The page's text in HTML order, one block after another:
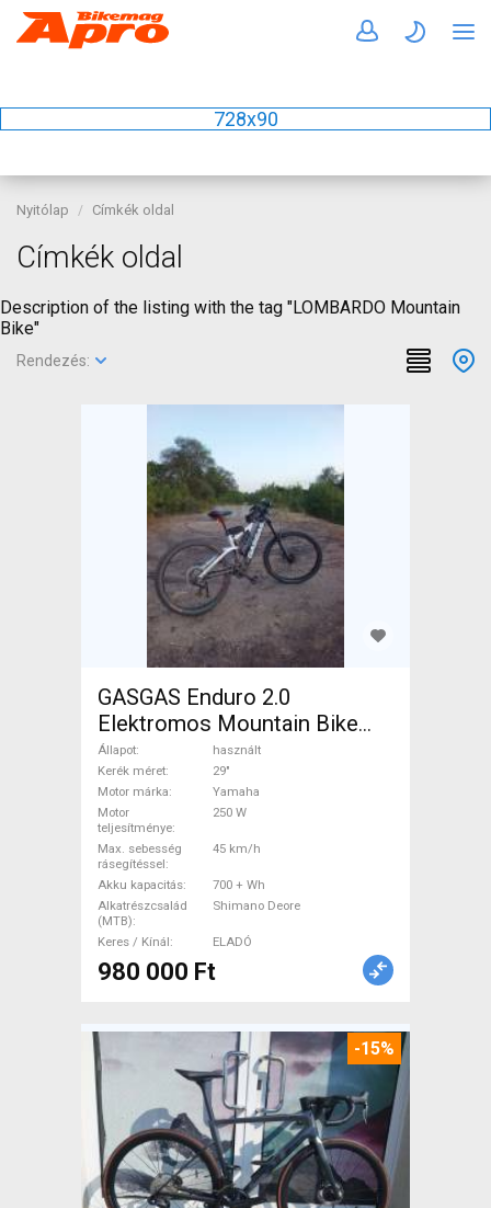
728x90
Nyitólap Címkék oldal
Címkék oldal
Description of the listing with the tag "LOMBARDO Mountain
Bike"
Rendezés:
GASGAS Enduro 2.0
Elektromos Mountain Bike
29" össztelós / fully Yamaha
Shimano Deore használt
ELADÓ
Állapot
használt
Kerék méret
29"
Motor márka
Yamaha
Motor
teljesítménye
250 W
Max. sebesség
rásegítéssel
45 km/h
Akku kapacitás
700 + Wh
Alkatrészcsalád
(MTB)
Shimano Deore
Keres / Kínál ELADÓ
980 000 Ft
-15%